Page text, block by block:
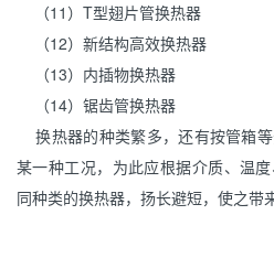
（11）T型翅片管换热器
（12）新结构高效换热器
（13）内插物换热器
（14）锯齿管换热器
换热器的种类繁多，还有按管箱
某一种工况，为此应根据介质、温
同种类的换热器，扬长避短，使之带